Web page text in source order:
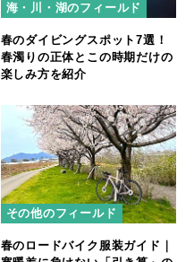
海・川・湖のフィールド
春のダイビングスポット7選！
春濁りの正体とこの時期だけの
楽しみ方を紹介
その他のフィールド
春のロードバイク服装ガイド｜